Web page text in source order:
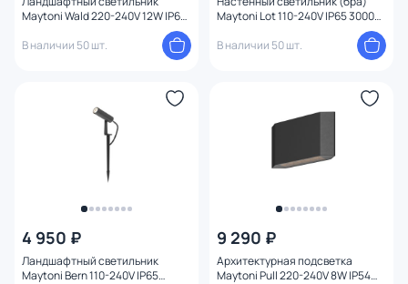
Maytoni Wald 220-240V 12W IP65
В наличии 50 шт.
Maytoni Lot 110-240V IP65 3000K
В наличии 50 шт.
4 950 ₽
Ландшафтный светильник
Maytoni Bern 110-240V IP65
9 290 ₽
Архитектурная подсветка
Maytoni Pull 220-240V 8W IP54